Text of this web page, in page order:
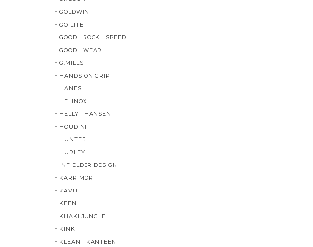
GOLDWIN
GO LITE
GOOD ROCK SPEED
GOOD WEAR
G.MILLS
HANDS ON GRIP
HANES
HELINOX
HELLY HANSEN
HOUDINI
HUNTER
HURLEY
INFIELDER DESIGN
KARRIMOR
KAVU
KEEN
KHAKI JUNGLE
KINK
KLEAN KANTEEN